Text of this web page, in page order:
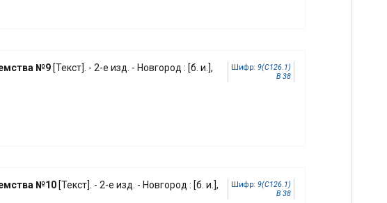
Шифр: 9(С126.1)
В 38
№9 [Текст]. - 2-е изд. - Новгород : [б. и.],
Шифр: 9(С126.1)
В 38
№10 [Текст]. - 2-е изд. - Новгород : [б. и.],